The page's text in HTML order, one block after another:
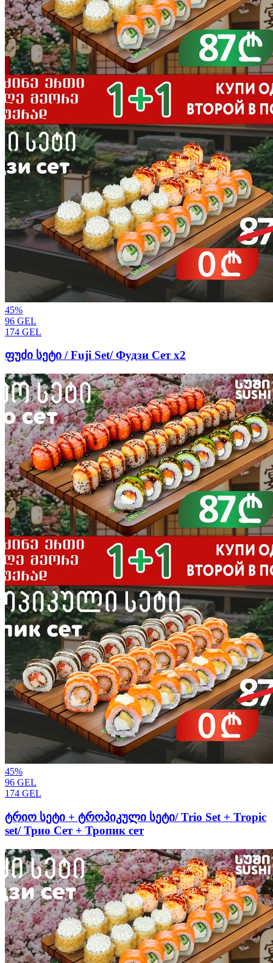
45%
96 GEL
174 GEL
ფუძი სეტი / Fuji Set/ Фудзи Сет x2
45%
96 GEL
174 GEL
ტრიო სეტი + ტროპიკული სეტი/ Trio Set + Tropic
set/ Трио Сет + Тропик сет